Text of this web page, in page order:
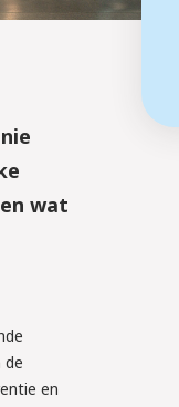
wat
de
en